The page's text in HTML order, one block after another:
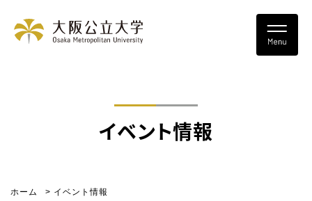
イベント情報
ホーム
イベント情報